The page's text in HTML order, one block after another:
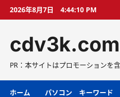
2026年8月7日 4:44:11 PM
cdv3k.com
PR：本サイトはプロモーションを
ホーム パソコン キーワード